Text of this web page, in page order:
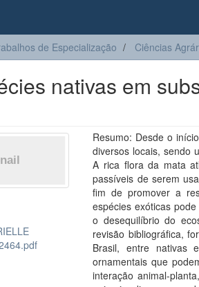
de Especialização Ciências
nativas em
Resumo: Desde o
diversos locais, sendo
A rica flora da mata
passíveis de serem
fim de promover a
espécies exóticas
o desequilíbrio do
revisão bibliográfica,
Brasil, entre nativas
ornamentais que
interação animal-